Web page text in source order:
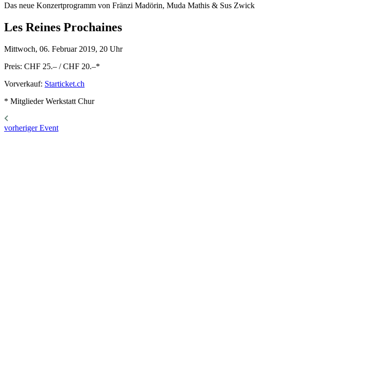
Das neue Konzertprogramm von Fränzi Madörin, Muda Mathis & Sus Zwick
Les Reines Prochaines
Mittwoch, 06. Februar 2019, 20 Uhr
Preis: CHF 25.– / CHF 20.–*
Vorverkauf: Starticket.ch
* Mitglieder Werkstatt Chur
vorheriger Event